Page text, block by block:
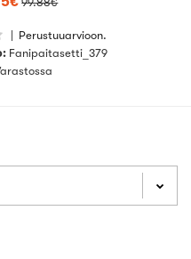
| Perustuuarvioon.
Fanipaitasetti_379